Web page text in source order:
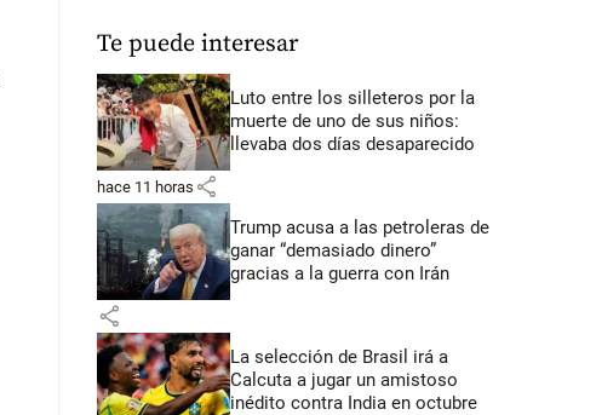
Te puede interesar
Luto entre los silleteros por la
muerte de uno de sus niños:
llevaba dos días desaparecido
hace 11 horas share
Trump acusa a las petroleras de
ganar “demasiado dinero”
gracias a la guerra con Irán
share
La selección de Brasil irá a
Calcuta a jugar un amistoso
inédito contra India en octubre